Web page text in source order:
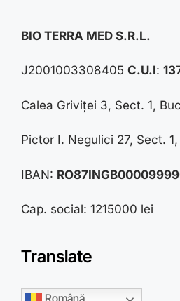
BIO TERRA MED S.R.L.
J2001003308405 C.U.I:
Calea Griviței 3, Sect. 1,
Pictor I. Negulici 27, Sect.
IBAN:
Cap. social: 1215000 lei
Translate